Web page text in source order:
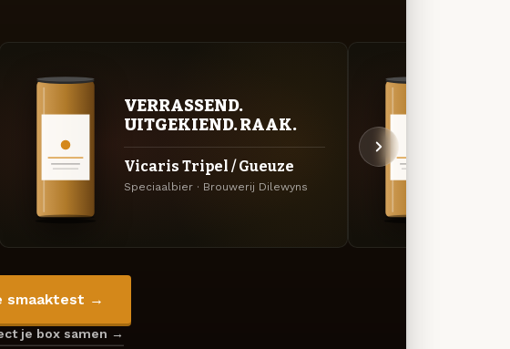
VERRASSEND.
UITGEKIEND. RAAK.
Vicaris Tripel / Gueuze
Speciaalbier · Brouwerij Dilewyns
smaaktest →
je box samen →